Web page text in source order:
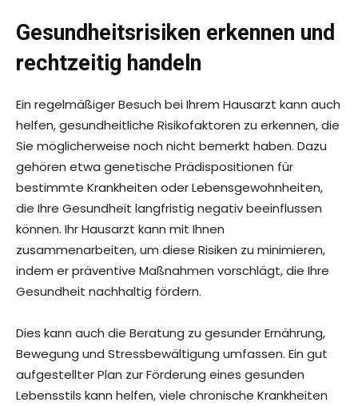
Gesundheitsrisiken erkennen und
rechtzeitig handeln
Ein regelmäßiger Besuch bei Ihrem Hausarzt kann auch
helfen, gesundheitliche Risikofaktoren zu erkennen, die
Sie möglicherweise noch nicht bemerkt haben. Dazu
gehören etwa genetische Prädispositionen für
bestimmte Krankheiten oder Lebensgewohnheiten,
die Ihre Gesundheit langfristig negativ beeinflussen
können. Ihr Hausarzt kann mit Ihnen
zusammenarbeiten, um diese Risiken zu minimieren,
indem er präventive Maßnahmen vorschlägt, die Ihre
Gesundheit nachhaltig fördern.
Dies kann auch die Beratung zu gesunder Ernährung,
Bewegung und Stressbewältigung umfassen. Ein gut
aufgestellter Plan zur Förderung eines gesunden
Lebensstils kann helfen, viele chronische Krankheiten